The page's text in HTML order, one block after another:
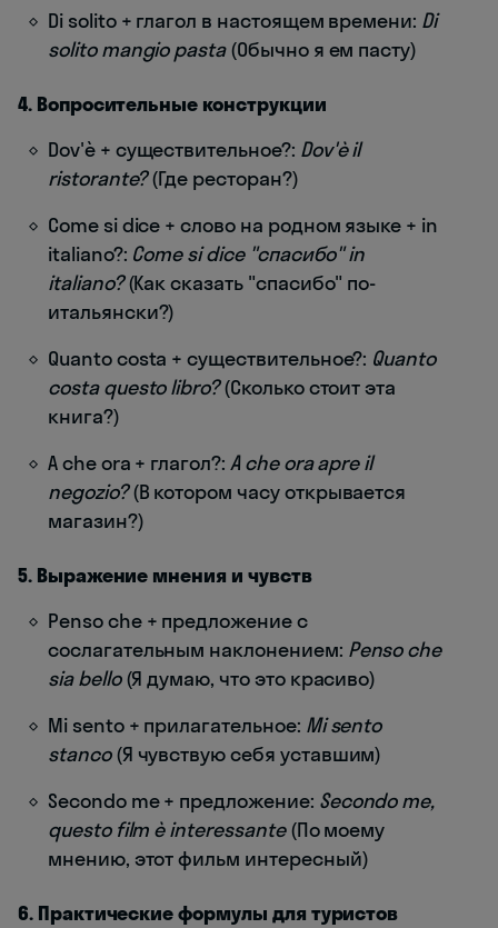
Di solito + глагол в настоящем времени: Di
solito mangio pasta(Обычно я ем пасту)
4. Вопросительные конструкции
Dov'è + существительное?: Dov'è il
ristorante?(Где ресторан?)
Come si dice + слово на родном языке + in
italiano?: Come si dice "спасибо" in
italiano?(Как сказать "спасибо" по-
итальянски?)
Quanto costa + существительное?: Quanto
costa questo libro?(Сколько стоит эта
книга?)
A che ora + глагол?: A che ora apre il
negozio?(В котором часу открывается
магазин?)
5. Выражение мнения и чувств
Penso che + предложение с
сослагательным наклонением: Penso che
sia bello(Я думаю, что это красиво)
Mi sento + прилагательное: Mi sento
stanco(Я чувствую себя уставшим)
Secondo me + предложение: Secondo me,
questo film è interessante(По моему
мнению, этот фильм интересный)
6. Практические формулы для туристов